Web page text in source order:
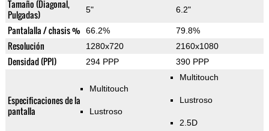
Tamaño (Diagonal,
Pulgadas)
5" 6.2"
Pantalalla / chasis % 66.2% 79.8%
Resolución 1280x720 2160x1080
Densidad (PPI) 294 PPP 390 PPP
Especificaciones de la
pantalla
Multitouch
Lustroso
Multitouch
Lustroso
2.5D